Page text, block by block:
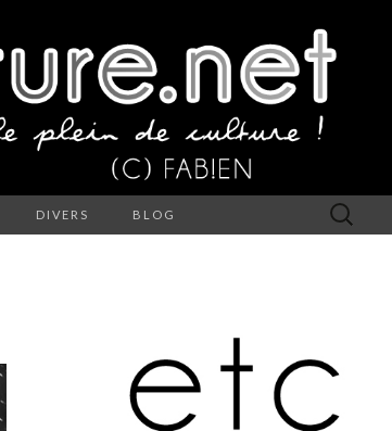
DIVERS BLOG Rechercher :